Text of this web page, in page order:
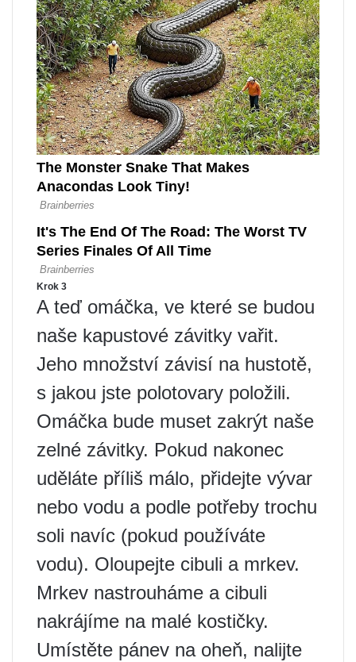
Krok 3
A teď omáčka, ve které se budou
naše kapustové závitky vařit.
Jeho množství závisí na hustotě,
s jakou jste polotovary položili.
Omáčka bude muset zakrýt naše
zelné závitky. Pokud nakonec
uděláte příliš málo, přidejte vývar
nebo vodu a podle potřeby trochu
soli navíc (pokud používáte
vodu). Oloupejte cibuli a mrkev.
Mrkev nastrouháme a cibuli
nakrájíme na malé kostičky.
Umístěte pánev na oheň, nalijte